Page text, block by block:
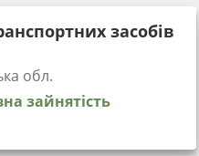
засобів
обл.
зайнятість